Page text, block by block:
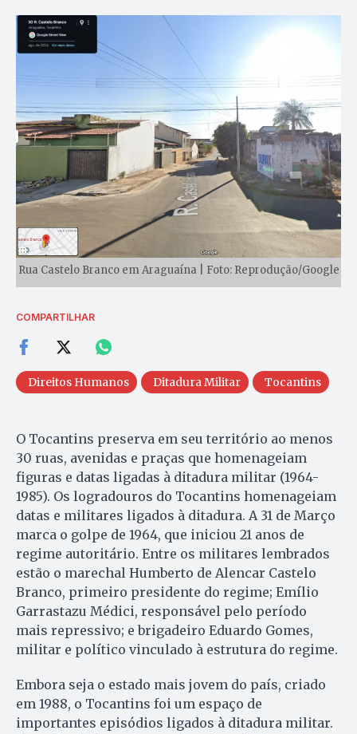
Rua Castelo Branco em Araguaína | Foto: Reprodução/Google
COMPARTILHAR
Direitos Humanos Ditadura Militar Tocantins
O Tocantins preserva em seu território ao menos
30 ruas, avenidas e praças que homenageiam
figuras e datas ligadas à ditadura militar (1964-
1985). Os logradouros do Tocantins homenageiam
datas e militares ligados à ditadura. A 31 de Março
marca o golpe de 1964, que iniciou 21 anos de
regime autoritário. Entre os militares lembrados
estão o marechal Humberto de Alencar Castelo
Branco, primeiro presidente do regime; Emílio
Garrastazu Médici, responsável pelo período
mais repressivo; e brigadeiro Eduardo Gomes,
militar e político vinculado à estrutura do regime.
Embora seja o estado mais jovem do país, criado
em 1988, o Tocantins foi um espaço de
importantes episódios ligados à ditadura militar.